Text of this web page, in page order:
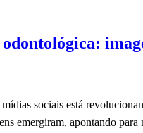
sociais está
emergiram, apontando